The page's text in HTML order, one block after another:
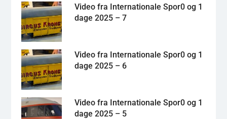
Video fra Internationale Spor0 og 1
dage 2025 – 7
Video fra Internationale Spor0 og 1
dage 2025 – 6
Video fra Internationale Spor0 og 1
dage 2025 – 5